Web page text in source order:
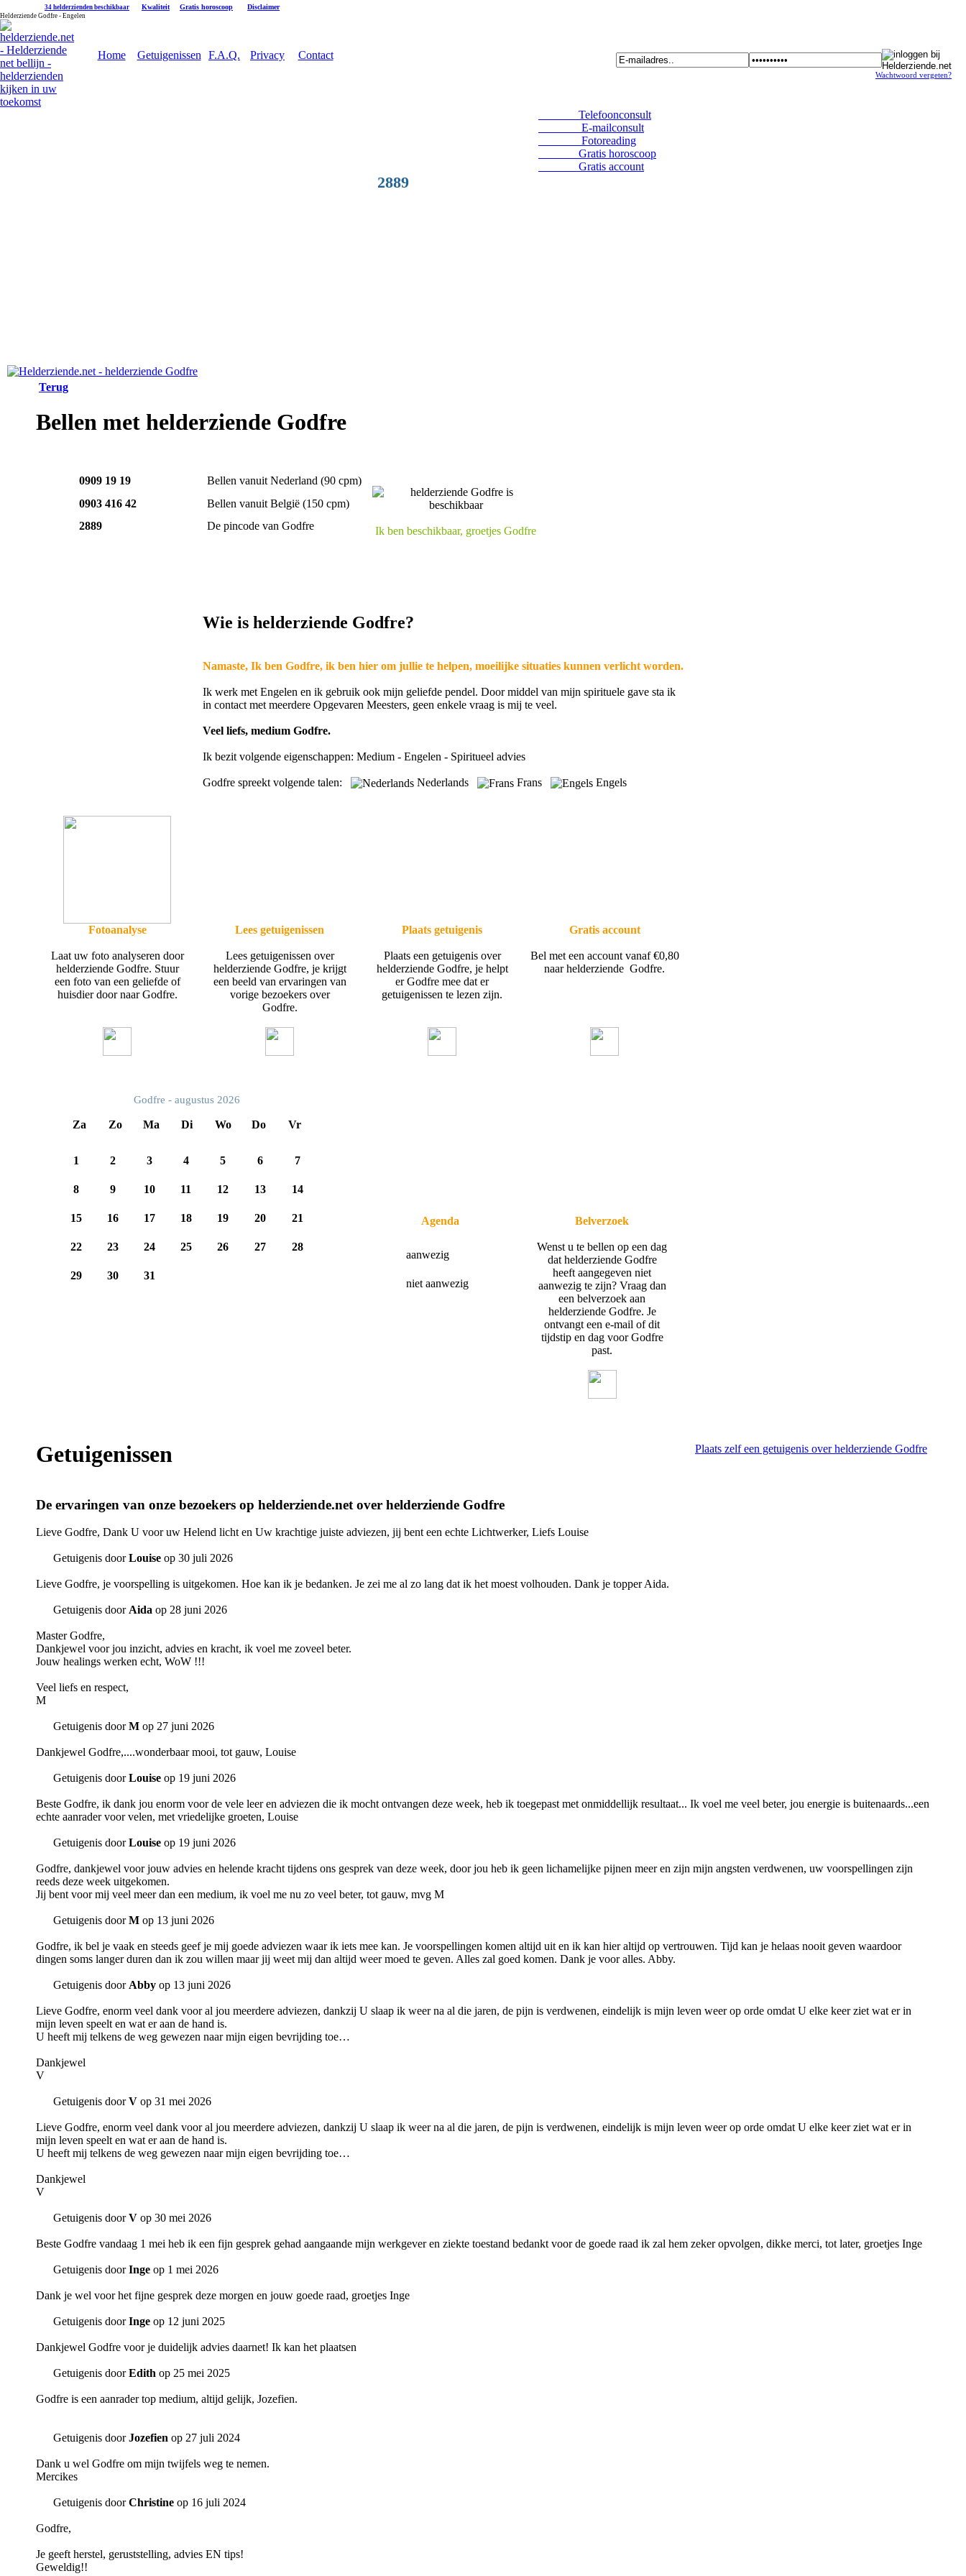
34 helderzienden beschikbaar Kwaliteit Gratis horoscoop Disclaimer
Helderziende Godfre - Engelen
Home Getuigenissen F.A.Q. Privacy Contact
Wachtwoord vergeten?
2889
Telefoonconsult
E-mailconsult
Fotoreading
Gratis horoscoop
Gratis account
Terug
Bellen met helderziende Godfre
Ik ben beschikbaar, groetjes Godfre
0909 19 19 Bellen vanuit Nederland (90 cpm)
0903 416 42
Bellen vanuit België (150 cpm)
2889
De pincode van Godfre
Wie is helderziende Godfre?
Namaste, Ik ben Godfre, ik ben hier om jullie te helpen, moeilijke situaties kunnen verlicht worden.
Ik werk met Engelen en ik gebruik ook mijn geliefde pendel. Door middel van mijn spirituele gave sta ik
in contact met meerdere Opgevaren Meesters, geen enkele vraag is mij te veel.
Veel liefs, medium Godfre.
Ik bezit volgende eigenschappen: Medium - Engelen - Spiritueel advies
Godfre spreekt volgende talen: Nederlands Frans Engels
Fotoanalyse Lees getuigenissen Plaats getuigenis Gratis account
Laat uw foto analyseren door
helderziende Godfre. Stuur
een foto van een geliefde of
huisdier door naar Godfre.
Lees getuigenissen over
helderziende Godfre, je krijgt
een beeld van ervaringen van
vorige bezoekers over
Godfre.
Plaats een getuigenis over
helderziende Godfre, je helpt
er Godfre mee dat er
getuigenissen te lezen zijn.
Bel met een account vanaf €0,80
naar helderziende Godfre.
Godfre - augustus 2026
Za Zo Ma Di Wo Do Vr
1 2 3 4 5 6 7
8 9 10 11 12 13 14
15 16 17 18 19 20 21
22 23 24 25 26 27 28
29 30 31
Agenda Belverzoek
aanwezig
niet aanwezig
Wenst u te bellen op een dag
dat helderziende Godfre
heeft aangegeven niet
aanwezig te zijn? Vraag dan
een belverzoek aan
helderziende Godfre. Je
ontvangt een e-mail of dit
tijdstip en dag voor Godfre
past.
Getuigenissen Plaats zelf een getuigenis over helderziende Godfre
De ervaringen van onze bezoekers op helderziende.net over helderziende Godfre
Lieve Godfre, Dank U voor uw Helend licht en Uw krachtige juiste adviezen, jij bent een echte Lichtwerker, Liefs Louise
Getuigenis doorLouise op 30 juli 2026
Lieve Godfre, je voorspelling is uitgekomen. Hoe kan ik je bedanken. Je zei me al zo lang dat ik het moest volhouden. Dank je topper Aida.
Getuigenis door Aida op 28 juni 2026
Master Godfre,
Dankjewel voor jou inzicht, advies en kracht, ik voel me zoveel beter.
Jouw healings werken echt, WoW !!!
Veel liefs en respect,
M
Getuigenis doorM op 27 juni 2026
Dankjewel Godfre,....wonderbaar mooi, tot gauw, Louise
Getuigenis doorLouise op 19 juni 2026
Beste Godfre, ik dank jou enorm voor de vele leer en adviezen die ik mocht ontvangen deze week, heb ik toegepast met onmiddellijk resultaat... Ik voel me veel beter, jou energie is buitenaards...een
echte aanrader voor velen, met vriedelijke groeten, Louise
Getuigenis doorLouise op 19 juni 2026
Godfre, dankjewel voor jouw advies en helende kracht tijdens ons gesprek van deze week, door jou heb ik geen lichamelijke pijnen meer en zijn mijn angsten verdwenen, uw voorspellingen zijn
reeds deze week uitgekomen.
Jij bent voor mij veel meer dan een medium, ik voel me nu zo veel beter, tot gauw, mvg M
Getuigenis doorM op 13 juni 2026
Godfre, ik bel je vaak en steeds geef je mij goede adviezen waar ik iets mee kan. Je voorspellingen komen altijd uit en ik kan hier altijd op vertrouwen. Tijd kan je helaas nooit geven waardoor
dingen soms langer duren dan ik zou willen maar jij weet mij dan altijd weer moed te geven. Alles zal goed komen. Dank je voor alles. Abby.
Getuigenis door Abby op 13 juni 2026
Lieve Godfre, enorm veel dank voor al jou meerdere adviezen, dankzij U slaap ik weer na al die jaren, de pijn is verdwenen, eindelijk is mijn leven weer op orde omdat U elke keer ziet wat er in
mijn leven speelt en wat er aan de hand is.
U heeft mij telkens de weg gewezen naar mijn eigen bevrijding toe…
Dankjewel
V
Getuigenis doorV op 31 mei 2026
Lieve Godfre, enorm veel dank voor al jou meerdere adviezen, dankzij U slaap ik weer na al die jaren, de pijn is verdwenen, eindelijk is mijn leven weer op orde omdat U elke keer ziet wat er in
mijn leven speelt en wat er aan de hand is.
U heeft mij telkens de weg gewezen naar mijn eigen bevrijding toe…
Dankjewel
V
Getuigenis doorV op 30 mei 2026
Beste Godfre vandaag 1 mei heb ik een fijn gesprek gehad aangaande mijn werkgever en ziekte toestand bedankt voor de goede raad ik zal hem zeker opvolgen, dikke merci, tot later, groetjes Inge
Getuigenis doorInge op 1 mei 2026
Dank je wel voor het fijne gesprek deze morgen en jouw goede raad, groetjes Inge
Getuigenis doorInge op 12 juni 2025
Dankjewel Godfre voor je duidelijk advies daarnet! Ik kan het plaatsen
Getuigenis doorEdith op 25 mei 2025
Godfre is een aanrader top medium, altijd gelijk, Jozefien.
Getuigenis doorJozefien op 27 juli 2024
Dank u wel Godfre om mijn twijfels weg te nemen.
Mercikes
Getuigenis doorChristine op 16 juli 2024
Godfre,
Je geeft herstel, geruststelling, advies EN tips!
Geweldig!!